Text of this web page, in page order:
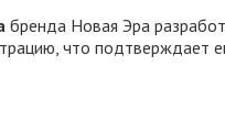
бренда Новая Эра
что подтверждает